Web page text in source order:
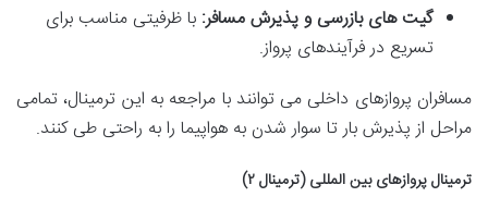
گیت های بازرسی و پذیرش مسافر: با ظرفیتی مناسب برای
تسریع در فرآیندهای پرواز.
مسافران پروازهای داخلی می توانند با مراجعه به این ترمینال، تمامی
مراحل از پذیرش بار تا سوار شدن به هواپیما را به راحتی طی کنند.
ترمینال پروازهای بین المللی (ترمینال ۲)